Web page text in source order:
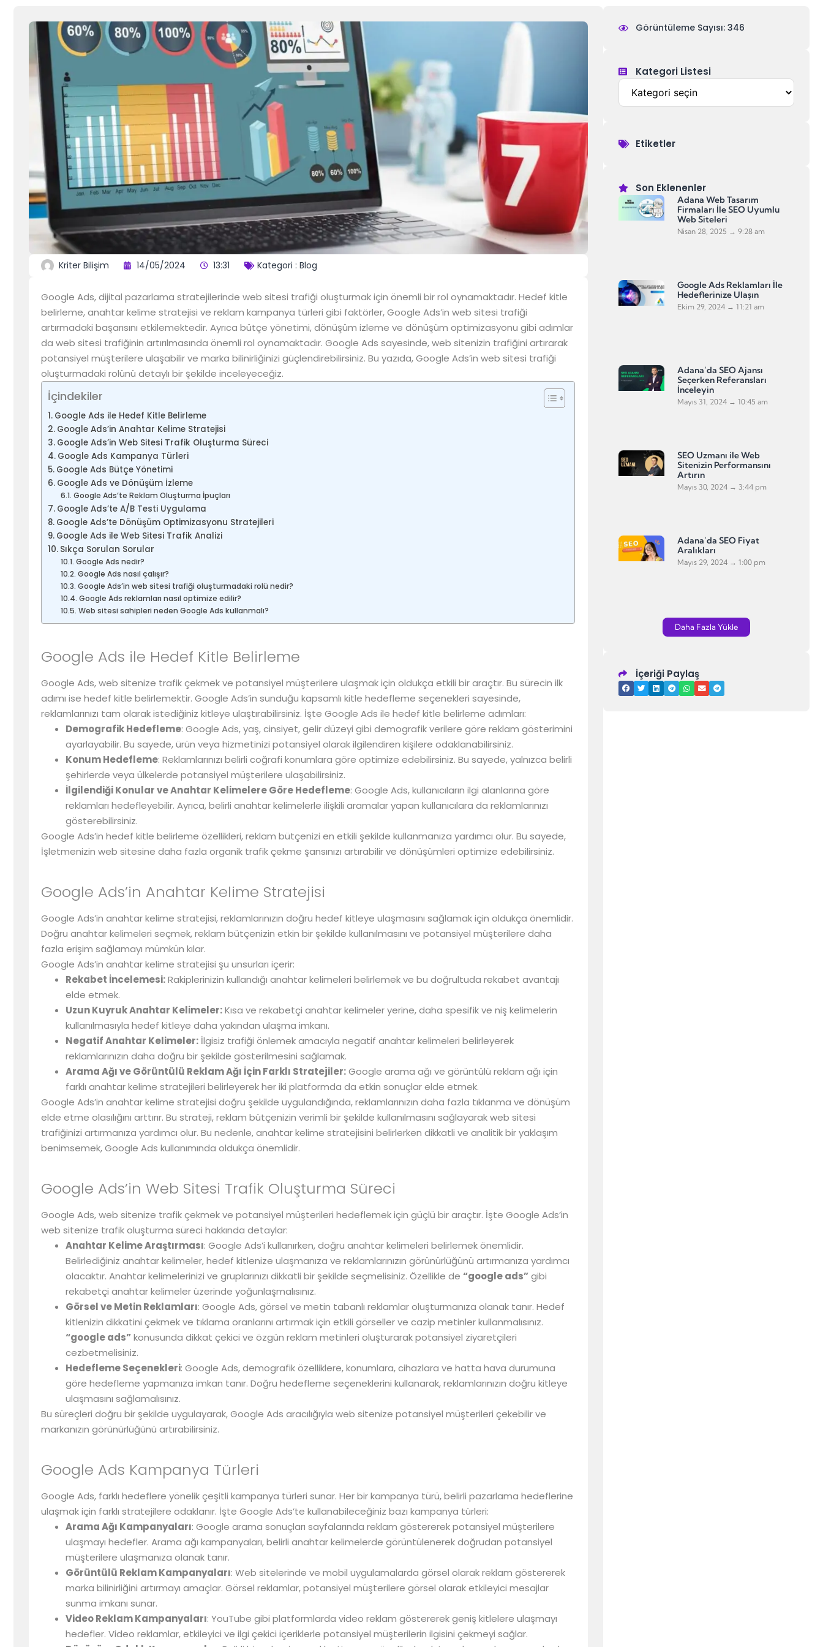
Kriter Bilişim 14/05/2024 13:31 Kategori : Blog
Google Ads, dijital pazarlama stratejilerinde web sitesi trafiği oluşturmak için önemli bir rol oynamaktadır. Hedef kitle
belirleme, anahtar kelime stratejisi ve reklam kampanya türleri gibi faktörler, Google Ads’in web sitesi trafiği
artırmadaki başarısını etkilemektedir. Ayrıca bütçe yönetimi, dönüşüm izleme ve dönüşüm optimizasyonu gibi adımlar
da web sitesi trafiğinin artırılmasında önemli rol oynamaktadır. Google Ads sayesinde, web sitenizin trafiğini artırarak
potansiyel müşterilere ulaşabilir ve marka bilinirliğinizi güçlendirebilirsiniz. Bu yazıda, Google Ads’in web sitesi trafiği
oluşturmadaki rolünü detaylı bir şekilde inceleyeceğiz.
İçindekiler
Google Ads ile Hedef Kitle Belirleme
Google Ads’in Anahtar Kelime Stratejisi
Google Ads’in Web Sitesi Trafik Oluşturma Süreci
Google Ads Kampanya Türleri
Google Ads Bütçe Yönetimi
Google Ads ve Dönüşüm İzleme
Google Ads’te Reklam Oluşturma İpuçları
Google Ads’te A/B Testi Uygulama
Google Ads’te Dönüşüm Optimizasyonu Stratejileri
Google Ads ile Web Sitesi Trafik Analizi
Sıkça Sorulan Sorular
Google Ads nedir?
Google Ads nasıl çalışır?
Google Ads’in web sitesi trafiği oluşturmadaki rolü nedir?
Google Ads reklamları nasıl optimize edilir?
Web sitesi sahipleri neden Google Ads kullanmalı?
Google Ads ile Hedef Kitle Belirleme
Google Ads, web sitenize trafik çekmek ve potansiyel müşterilere ulaşmak için oldukça etkili bir araçtır. Bu sürecin ilk
adımı ise hedef kitle belirlemektir. Google Ads’in sunduğu kapsamlı kitle hedefleme seçenekleri sayesinde,
reklamlarınızı tam olarak istediğiniz kitleye ulaştırabilirsiniz. İşte Google Ads ile hedef kitle belirleme adımları:
Demografik Hedefleme: Google Ads, yaş, cinsiyet, gelir düzeyi gibi demografik verilere göre reklam gösterimini
ayarlayabilir. Bu sayede, ürün veya hizmetinizi potansiyel olarak ilgilendiren kişilere odaklanabilirsiniz.
Konum Hedefleme: Reklamlarınızı belirli coğrafi konumlara göre optimize edebilirsiniz. Bu sayede, yalnızca belirli
şehirlerde veya ülkelerde potansiyel müşterilere ulaşabilirsiniz.
İlgilendiği Konular ve Anahtar Kelimelere Göre Hedefleme: Google Ads, kullanıcıların ilgi alanlarına göre
reklamları hedefleyebilir. Ayrıca, belirli anahtar kelimelerle ilişkili aramalar yapan kullanıcılara da reklamlarınızı
gösterebilirsiniz.
Google Ads’in hedef kitle belirleme özellikleri, reklam bütçenizi en etkili şekilde kullanmanıza yardımcı olur. Bu sayede,
İşletmenizin web sitesine daha fazla organik trafik çekme şansınızı artırabilir ve dönüşümleri optimize edebilirsiniz.
Google Ads’in Anahtar Kelime Stratejisi
Google Ads’in anahtar kelime stratejisi, reklamlarınızın doğru hedef kitleye ulaşmasını sağlamak için oldukça önemlidir.
Doğru anahtar kelimeleri seçmek, reklam bütçenizin etkin bir şekilde kullanılmasını ve potansiyel müşterilere daha
fazla erişim sağlamayı mümkün kılar.
Google Ads’in anahtar kelime stratejisi şu unsurları içerir:
Rekabet İncelemesi:Rakiplerinizin kullandığı anahtar kelimeleri belirlemek ve bu doğrultuda rekabet avantajı
elde etmek.
Uzun Kuyruk Anahtar Kelimeler:Kısa ve rekabetçi anahtar kelimeler yerine, daha spesifik ve niş kelimelerin
kullanılmasıyla hedef kitleye daha yakından ulaşma imkanı.
Negatif Anahtar Kelimeler: İlgisiz trafiği önlemek amacıyla negatif anahtar kelimeleri belirleyerek
reklamlarınızın daha doğru bir şekilde gösterilmesini sağlamak.
Arama Ağı ve Görüntülü Reklam Ağı İçin Farklı Stratejiler:Google arama ağı ve görüntülü reklam ağı için
farklı anahtar kelime stratejileri belirleyerek her iki platformda da etkin sonuçlar elde etmek.
Google Ads’in anahtar kelime stratejisi doğru şekilde uygulandığında, reklamlarınızın daha fazla tıklanma ve dönüşüm
elde etme olasılığını arttırır. Bu strateji, reklam bütçenizin verimli bir şekilde kullanılmasını sağlayarak web sitesi
trafiğinizi artırmanıza yardımcı olur. Bu nedenle, anahtar kelime stratejisini belirlerken dikkatli ve analitik bir yaklaşım
benimsemek, Google Ads kullanımında oldukça önemlidir.
Google Ads’in Web Sitesi Trafik Oluşturma Süreci
Google Ads, web sitenize trafik çekmek ve potansiyel müşterileri hedeflemek için güçlü bir araçtır. İşte Google Ads’in
web sitenize trafik oluşturma süreci hakkında detaylar:
Anahtar Kelime Araştırması: Google Ads’i kullanırken, doğru anahtar kelimeleri belirlemek önemlidir.
Belirlediğiniz anahtar kelimeler, hedef kitlenize ulaşmanıza ve reklamlarınızın görünürlüğünü artırmanıza yardımcı
olacaktır. Anahtar kelimelerinizi ve gruplarınızı dikkatli bir şekilde seçmelisiniz. Özellikle de “google ads”gibi
rekabetçi anahtar kelimeler üzerinde yoğunlaşmalısınız.
Görsel ve Metin Reklamları: Google Ads, görsel ve metin tabanlı reklamlar oluşturmanıza olanak tanır. Hedef
kitlenizin dikkatini çekmek ve tıklama oranlarını artırmak için etkili görseller ve cazip metinler kullanmalısınız.
“google ads”konusunda dikkat çekici ve özgün reklam metinleri oluşturarak potansiyel ziyaretçileri
cezbetmelisiniz.
Hedefleme Seçenekleri: Google Ads, demografik özelliklere, konumlara, cihazlara ve hatta hava durumuna
göre hedefleme yapmanıza imkan tanır. Doğru hedefleme seçeneklerini kullanarak, reklamlarınızın doğru kitleye
ulaşmasını sağlamalısınız.
Bu süreçleri doğru bir şekilde uygulayarak, Google Ads aracılığıyla web sitenize potansiyel müşterileri çekebilir ve
markanızın görünürlüğünü artırabilirsiniz.
Google Ads Kampanya Türleri
Google Ads, farklı hedeflere yönelik çeşitli kampanya türleri sunar. Her bir kampanya türü, belirli pazarlama hedeflerine
ulaşmak için farklı stratejilere odaklanır. İşte Google Ads’te kullanabileceğiniz bazı kampanya türleri:
Arama Ağı Kampanyaları: Google arama sonuçları sayfalarında reklam göstererek potansiyel müşterilere
ulaşmayı hedefler. Arama ağı kampanyaları, belirli anahtar kelimelerde görüntülenerek doğrudan potansiyel
müşterilere ulaşmanıza olanak tanır.
Görüntülü Reklam Kampanyaları: Web sitelerinde ve mobil uygulamalarda görsel olarak reklam göstererek
marka bilinirliğini artırmayı amaçlar. Görsel reklamlar, potansiyel müşterilere görsel olarak etkileyici mesajlar
sunma imkanı sunar.
Video Reklam Kampanyaları: YouTube gibi platformlarda video reklam göstererek geniş kitlelere ulaşmayı
hedefler. Video reklamlar, etkileyici ve ilgi çekici içeriklerle potansiyel müşterilerin ilgisini çekmeyi sağlar.
Görüntüleme Sayısı: 346
Kategori Listesi
Etiketler
Son Eklenenler
Adana Web Tasarım
Firmaları İle SEO Uyumlu
Web Siteleri
Nisan 28, 2025 9:28 am
Google Ads Reklamları İle
Hedeflerinize Ulaşın
Ekim 29, 2024 11:21 am
Adana’da SEO Ajansı
Seçerken Referansları
İnceleyin
Mayıs 31, 2024 10:45 am
SEO Uzmanı ile Web
Sitenizin Performansını
Artırın
Mayıs 30, 2024 3:44 pm
Adana’da SEO Fiyat
Aralıkları
Mayıs 29, 2024 1:00 pm
Daha Fazla Yükle
İçeriği Paylaş